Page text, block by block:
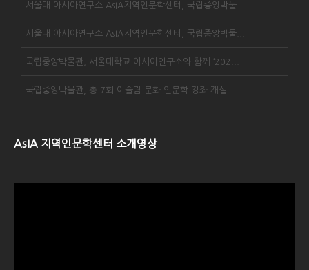
서울대 아시아연구소 AsIA지역인문학센터, 국립중앙박물...
서울대 아시아연구소 AsIA지역인문학센터, 국립중앙박물...
국립중앙박물관, 서울대학교 아시아연구소와 함께 ‘202...
국립중앙박물관, 총 7회 이슬람 문화 인문학 강좌 개설...
AsIA 지역인문학센터 소개영상